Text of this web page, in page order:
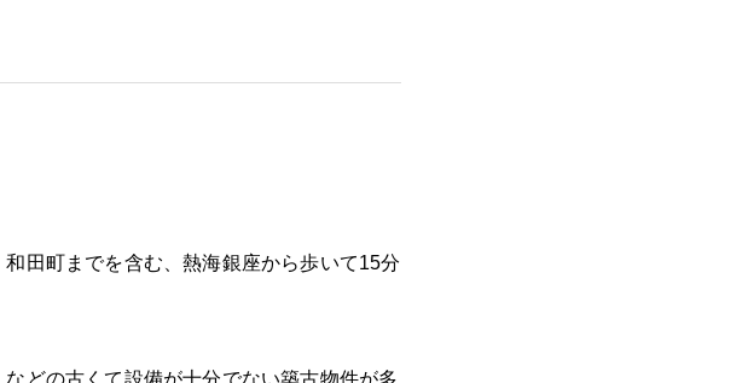
田町までを含む、熱海銀座から歩いて15分
どの古くて設備が十分でない築古物件が多